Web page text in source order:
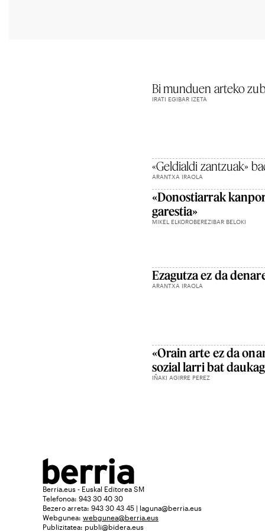
Bi munduen arteko
IRATI EGIBAR IZETA
«Geldialdi zantzuak»
ARANTXA IRAOLA
«Donostiarrak
garestia»
MIKEL ELKOROBEREZIBAR BELOKI
Ezagutza ez da
ARANTXA IRAOLA
«Orain arte ez da
sozial larri bat
IÑAKI AGIRRE PEREZ
Berria.eus - Euskal Editorea SM
Telefonoa: 943 30 40 30
Bezero arreta: 943 30 43 45 | laguna@berria.eus
Webgunea: webgunea@berria.eus
Publizitatea: publi@bidera.eus